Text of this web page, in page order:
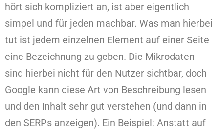
hört sich kompliziert an, ist aber eigentlich
simpel und für jeden machbar. Was man hierbei
tut ist jedem einzelnen Element auf einer Seite
eine Bezeichnung zu geben. Die Mikrodaten
sind hierbei nicht für den Nutzer sichtbar, doch
Google kann diese Art von Beschreibung lesen
und den Inhalt sehr gut verstehen (und dann in
den SERPs anzeigen). Ein Beispiel: Anstatt auf